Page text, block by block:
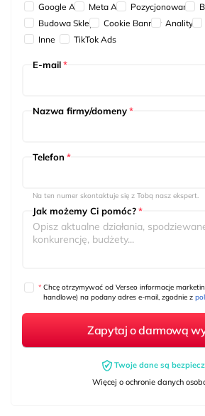
Google Ads Meta Ads Pozycjonowanie
Budowa Sklepu
Cookie Banner Analityka
Inne
TikTok Ads
E-mail*
Nazwa firmy/domeny*
Telefon *
Na ten numer skontaktuje się z Tobą nasz ekspert.
Jak możemy Ci pomóc?*
Chcę otrzymywać od Verseo informacje
handlowe) na podany adres e-mail, zgodnie z
*
Twoje dane są
Więcej o ochronie danych